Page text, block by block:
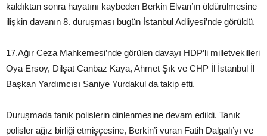
kaldıktan sonra hayatını kaybeden Berkin Elvan’ın öldürülmesine
ilişkin davanın 8. duruşması bugün İstanbul Adliyesi’nde görüldü.
17.Ağır Ceza Mahkemesi’nde görülen davayı HDP’li milletvekilleri
Oya Ersoy, Dilşat Canbaz Kaya, Ahmet Şık ve CHP İl İstanbul İl
Başkan Yardımcısı Saniye Yurdakul da takip etti.
Duruşmada tanık polislerin dinlenmesine devam edildi. Tanık
polisler ağız birliği etmişçesine, Berkin’i vuran Fatih Dalgalı’yı ve